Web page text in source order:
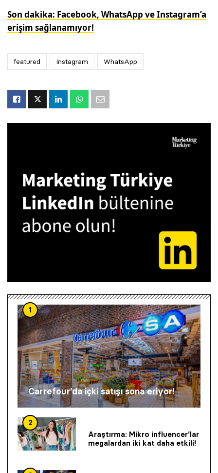
Son dakika: Facebook, WhatsApp ve Instagram’a
erişim sağlanamıyor!
featured Instagram WhatsApp
1
Carrefour’da içki satışı sona eriyor!
2
Araştırma: Mikro influencer’lar
megalardan iki kat daha etkili!